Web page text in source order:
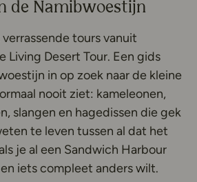
de Namibwoestijn
tours vanuit
Living Desert Tour. Een gids
in op zoek naar de kleine
nooit ziet: kameleonen,
slangen en hagedissen die gek
te leven tussen al dat het
je al een Sandwich Harbour
iets compleet anders wilt.